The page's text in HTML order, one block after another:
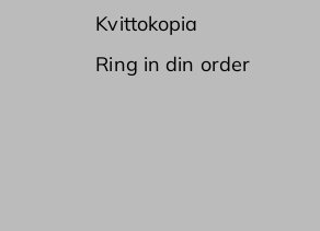
Kvittokopia
Ring in din order